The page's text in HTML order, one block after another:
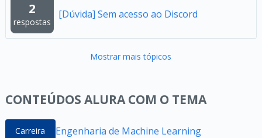
2
respostas
[Dúvida] Sem acesso ao Discord
Mostrar mais tópicos
CONTEÚDOS ALURA COM O TEMA
Carreira Engenharia de Machine Learning